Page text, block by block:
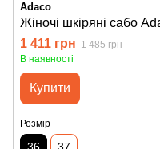
Adaco
Жіночі шкіряні сабо
1 411 грн 1 485 грн
В наявності
Купити
Розмір